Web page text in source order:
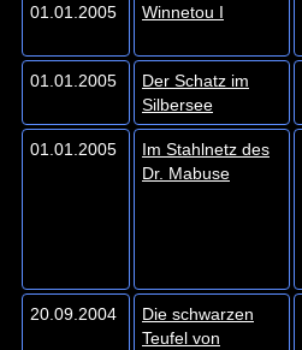
01.01.2005 Winnetou I
01.01.2005
Der Schatz im
Silbersee
01.01.2005
Im Stahlnetz des
Dr. Mabuse
20.09.2004
Die schwarzen
Teufel von